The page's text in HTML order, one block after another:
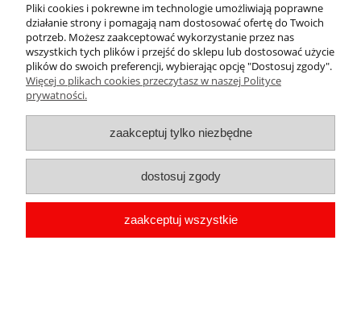
Twój koszyk jest pusty.
Pomoc
Moje konto
Płatności i dostawa
Informacje
Pliki cookies i pokrewne im technologie umożliwiają poprawne
działanie strony i pomagają nam dostosować ofertę do Twoich
potrzeb. Możesz zaakceptować wykorzystanie przez nas
wszystkich tych plików i przejść do sklepu lub dostosować użycie
plików do swoich preferencji, wybierając opcję "Dostosuj zgody".
Więcej o plikach cookies przeczytasz w naszej Polityce
prywatności.
zaakceptuj tylko niezbędne
dostosuj zgody
zaakceptuj wszystkie